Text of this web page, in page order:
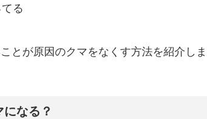
る
とが原因のクマをなくす方法を紹介しま
なる？